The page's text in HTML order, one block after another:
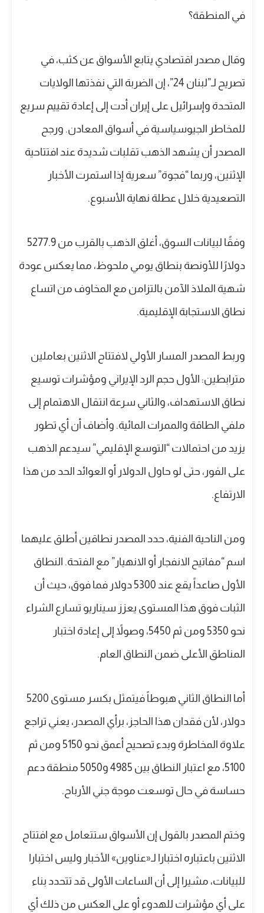
وقال مصدر اقتصادي يتابع الأسواق عن كثب، في
تصريح لـ”لبنان 24”، إن الضربة التي نفذتها الولايات
المتحدة وإسرائيل على إيران أدت إلى إعادة تقييم سريع
للمخاطر الجيوسياسية في أسواق المعادن. ورجح
المصدر أن يشهد الذهب تقلبات شديدة عند افتتاحية
الإثنين، وربما “فجوة” سعرية إذا استمرت الأخبار
التصعيدية خلال عطلة نهاية الأسبوع.
وفقًا لبيانات السوق، أغلق الذهب بالقرب من 5277.9
دولارًا للأونصة بنطاق يومي ملحوظ، مما يعكس عودة
شهية الملاذ الآمن بالتزامن مع المخاوف من اتساع
نطاق الاستجابة الإقليمية.
وربط المصدر المسار الأولي لافتتاح الاثنين بعاملين
مترابطين: الأول حجم الرد الإيراني ومؤشرات توسيع
نطاق الاستهداف، والثاني سرعة انتقال الاهتمام إلى
ملفي الطاقة والممرات المائية. وأضاف أن أي تطور
يزيد من احتمالات “التوسع الإقليمي” سيدعم الذهب
على الفور، حتى لو حاول الدولار أو العوائد الحد من هذا
الارتفاع.
ومن الناحية الفنية، حدد المصدر نطاقين أطلق عليهما
اسم “مفاتيح الانفجار أو الانهيار” مع الفتحة. النطاق
الأول صاعداً يقع عند 5300 دولار فما فوق، حيث أن
الثبات فوق هذا المستوى يعزز سيناريو تسارع الشراء
نحو 5350 ومن ثم 5450، وصولاً إلى إعادة اختبار
المناطق الأعلى ضمن النطاق العام.
أما النطاق الثاني هبوطاً فيتمثل بكسر مستوى 5200
دولار، لأن فقدان هذا الحاجز، برأي المصدر، يعني تراجع
علاوة المخاطرة وبدء تصحيح أعمق نحو 5150 ومن ثم
5100، مع اعتبار النطاق بين 4985 و5050 منطقة دعم
حساسة في حال توسعت موجة جني الأرباح.
وختم المصدر بالقول إن الأسواق ستتعامل مع افتتاح
الاثنين باعتباره اختبارا لـ«عناوين» الأخبار وليس اختبارا
للبيانات، مشيرا إلى أن الساعات الأولى قد تتحدد بناء
على أي مؤشرات للهدوء أو على العكس من ذلك أي